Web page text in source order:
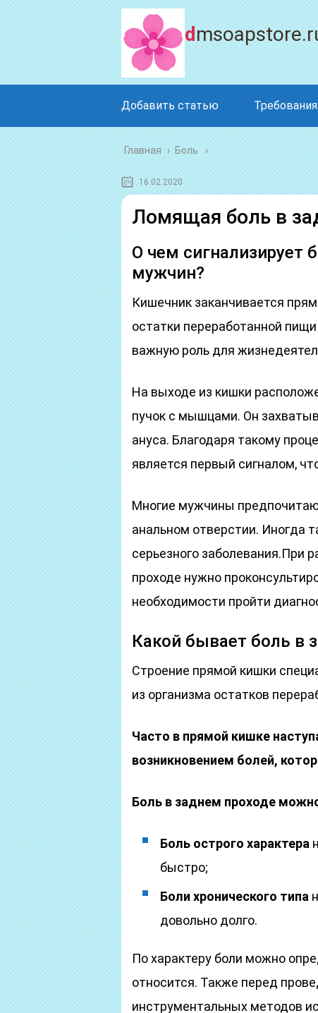
Добавить статью
Главная › Боль
16.02.2020
Ломящая боль в
О чем сигнализирует
мужчин?
Кишечник заканчивается
остатки переработанной
важную роль для
На выходе из кишки
пучок с мышцами. Он
ануса. Благодаря такому
является первый сигналом,
Многие мужчины
анальном отверстии. Иногда
серьезного заболевания.При
проходе нужно
необходимости пройти
Какой бывает боль в
Строение прямой кишки
из организма остатков
Часто в прямой кишке
возникновением болей,
Боль в заднем проходе
Боль острого характера
быстро;
Боли хронического типа
довольно долго.
По характеру боли можно
относится. Также перед
инструментальных методов